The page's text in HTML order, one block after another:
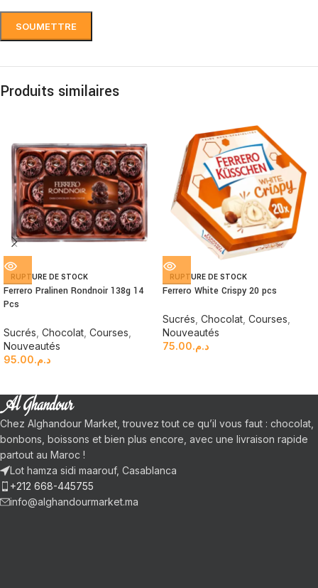
Produits similaires
RUPTURE DE STOCK
Ferrero Pralinen Rondnoir 138g 14
Pcs
Sucrés Chocolat Courses
Nouveautés
د.م.95.00
RUPTURE DE STOCK
Ferrero White Crispy 20 pcs
Sucrés Chocolat Courses
Nouveautés
د.م.75.00
Chez Alghandour Market, trouvez tout ce qu’il vous faut : chocolat,
bonbons, boissons et bien plus encore, avec une livraison rapide
partout au Maroc !
Lot hamza sidi maarouf, Casablanca
+212 668-445755
info@alghandourmarket.ma